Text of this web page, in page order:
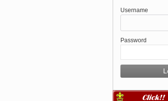
Username
Password